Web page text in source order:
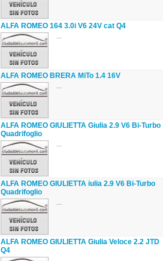
ALFA ROMEO 164 3.0i V6 24V cat Q4
ALFA ROMEO BRERA MiTo 1.4 16V
ALFA ROMEO GIULIETTA Giulia 2.9 V6 Bi-Turbo
Quadrifoglio
ALFA ROMEO GIULIETTA iulia 2.9 V6 Bi-Turbo
Quadrifoglio
ALFA ROMEO GIULIETTA Giulia Veloce 2.2 JTD
Q4